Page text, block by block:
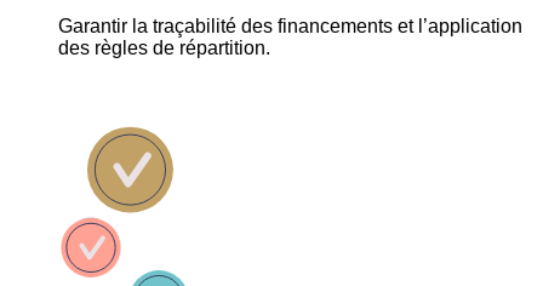
Garantir la traçabilité des financements et l’application
des règles de répartition.